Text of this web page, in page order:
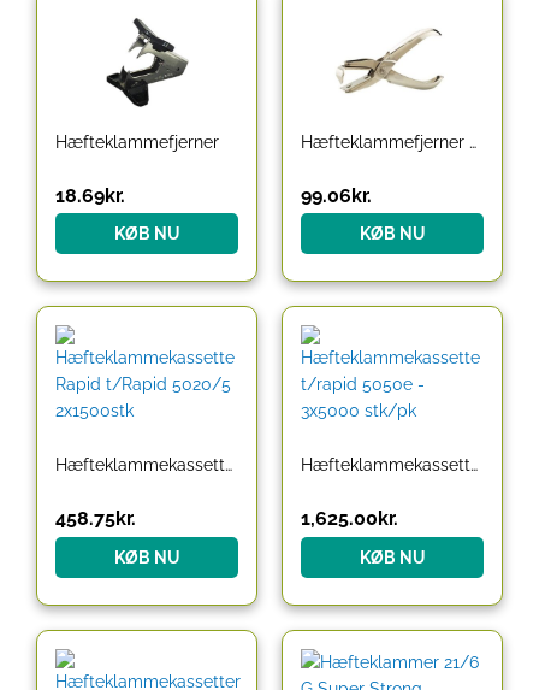
Hæfteklammefjerner
18.69kr.
KØB NU
Hæfteklammefjerner Zenith sølv 9N580
99.06kr.
KØB NU
Hæfteklammekassette Rapid t/Rapid 5020/5 2x1500stk
458.75kr.
KØB NU
Hæfteklammekassette t/rapid 5050e – 3×5000 stk/pk
1,625.00kr.
KØB NU